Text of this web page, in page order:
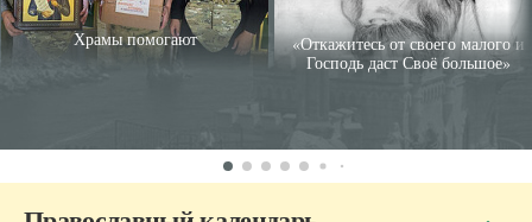
Храмы помогают
«Откажитесь от своего малого и
Господь даст Своё большое»